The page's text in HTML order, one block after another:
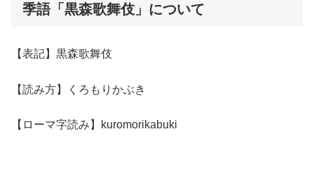
季語「黒森歌舞伎」について
【表記】黒森歌舞伎
【読み方】くろもりかぶき
【ローマ字読み】kuromorikabuki